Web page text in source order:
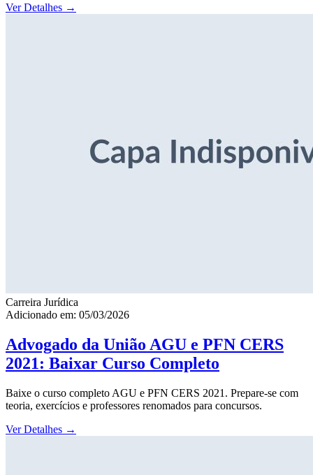
Ver Detalhes →
Carreira Jurídica
Adicionado em: 05/03/2026
Advogado da União AGU e PFN CERS
2021: Baixar Curso Completo
Baixe o curso completo AGU e PFN CERS 2021. Prepare-se com
teoria, exercícios e professores renomados para concursos.
Ver Detalhes →